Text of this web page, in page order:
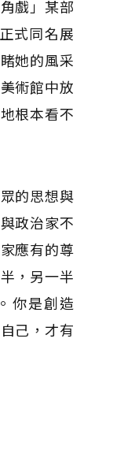
戲」某部
式同名展
她的風采
術館中放
根本看不
的思想與
政治家不
應有的尊
，另一半
你是創造
己，才有